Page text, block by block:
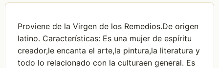
Proviene de la Virgen de los Remedios.De origen
latino. Características: Es una mujer de espíritu
creador,le encanta el arte,la pintura,la literatura y
todo lo relacionado con la culturaen general. Es